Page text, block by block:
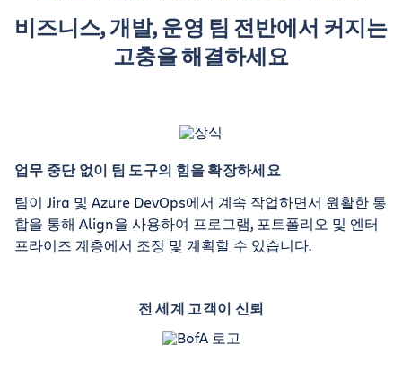
비즈니스, 개발, 운영 팀 전반에서 커지는
고충을 해결하세요
업무 중단 없이 팀 도구의 힘을 확장하세요
팀이 Jira 및 Azure DevOps에서 계속 작업하면서 원활한 통
합을 통해 Align을 사용하여 프로그램, 포트폴리오 및 엔터
프라이즈 계층에서 조정 및 계획할 수 있습니다.
전 세계 고객이 신뢰